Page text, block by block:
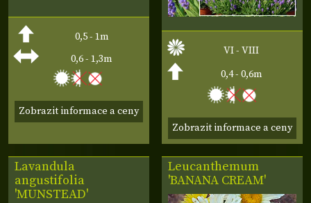
0,5 - 1m
0,6 - 1,3m
Zobrazit informace a ceny
VI - VIII
0,4 - 0,6m
Zobrazit informace a ceny
Lavandula
angustifolia
'MUNSTEAD'
Leucanthemum
'BANANA CREAM'